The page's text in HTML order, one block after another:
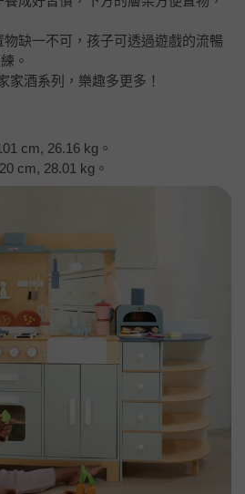
缺一不可，孩子可透過遊戲的流暢
。
家酒系列，樂趣多更多！
cm, 26.16 kg。
cm, 28.01 kg。